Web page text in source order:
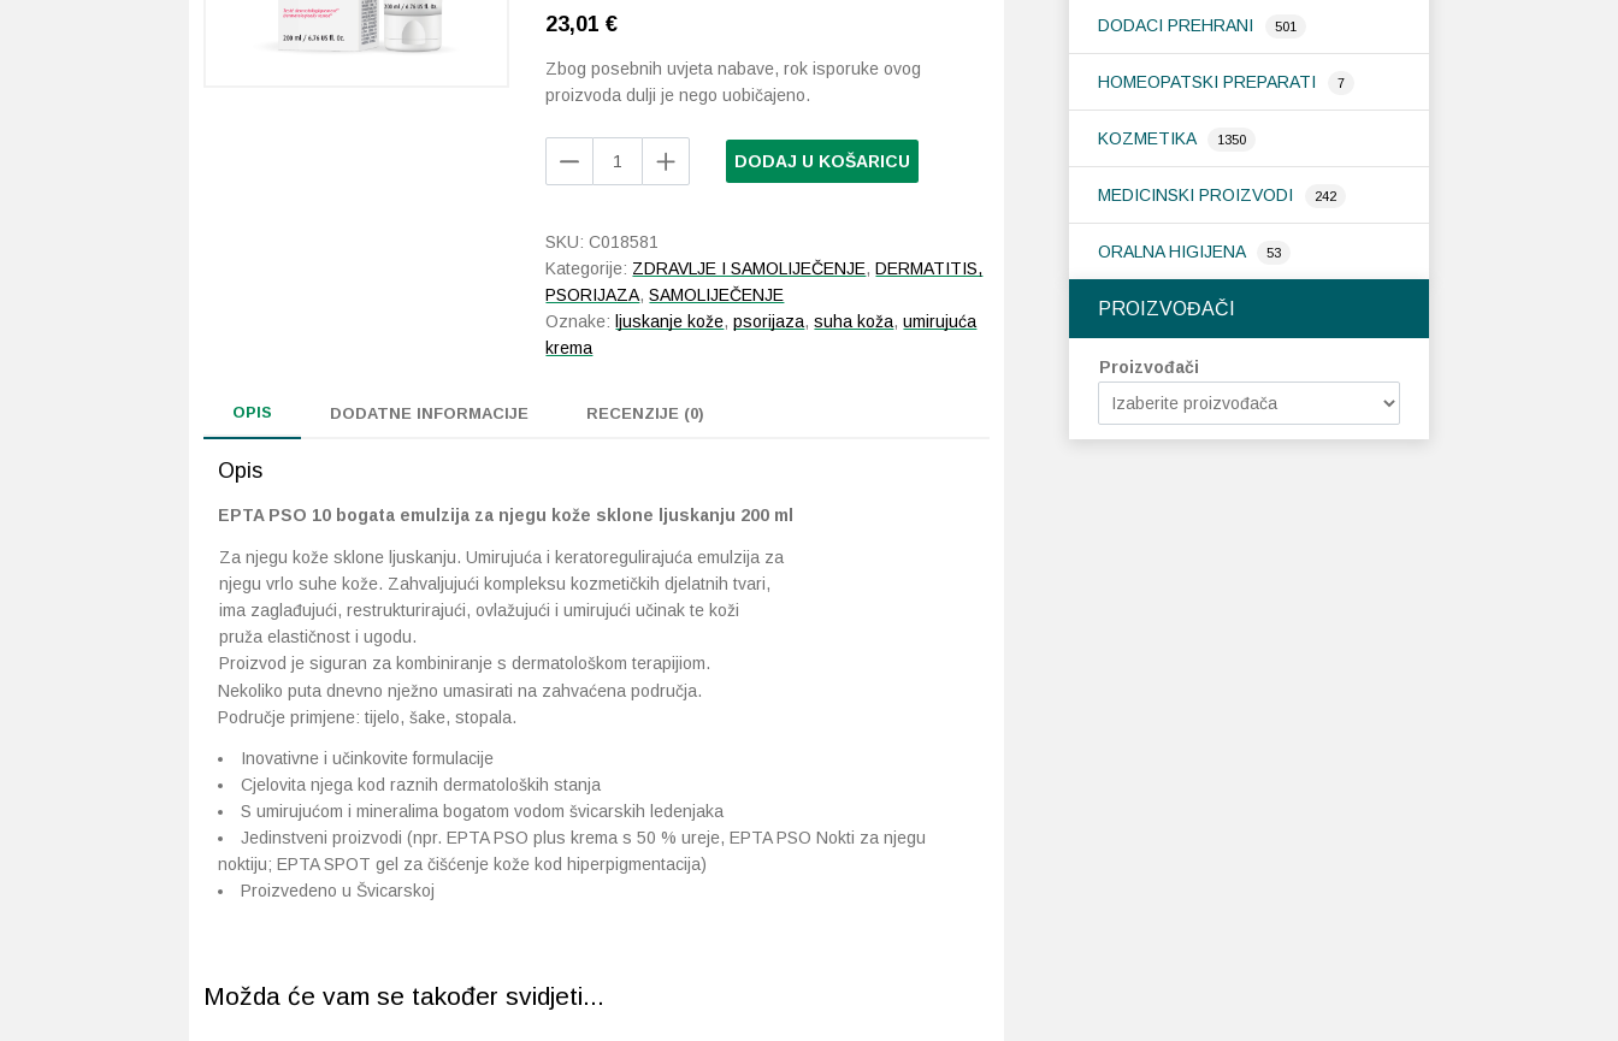
DODACI PREHRANI 501
HOMEOPATSKI PREPARATI 7
KOZMETIKA 1350
MEDICINSKI PROIZVODI 242
ORALNA HIGIJENA 53
PROIZVOĐAČI
Proizvođači
23,01€
Zbog posebnih uvjeta nabave, rok isporuke ovog
proizvoda dulji je nego uobičajeno.
njegu
sklone
DODAJ U KOŠARICU
SKU:C018581
Kategorije: ZDRAVLJE I SAMOLIJEČENJE,DERMATITIS,
PSORIJAZA,SAMOLIJEČENJE
Oznake: ljuskanje kože,psorijaza,suha koža,umirujuća
krema
OPIS DODATNE INFORMACIJE RECENZIJE (0)
Opis
EPTA PSO 10 bogata emulzija za njegu kože sklone ljuskanju 200 ml
Za njegu kože sklone ljuskanju. Umirujuća i keratoregulirajuća emulzija za
njegu vrlo suhe kože. Zahvaljujući kompleksu kozmetičkih djelatnih tvari,
ima zaglađujući, restrukturirajući, ovlažujući i umirujući učinak te koži
pruža elastičnost i ugodu.
Proizvod je siguran za kombiniranje s dermatološkom terapijiom.
Nekoliko puta dnevno nježno umasirati na zahvaćena područja.
Područje primjene: tijelo, šake, stopala.
Inovativne i učinkovite formulacije
Cjelovita njega kod raznih dermatoloških stanja
S umirujućom i mineralima bogatom vodom švicarskih ledenjaka
Jedinstveni proizvodi (npr. EPTA PSO plus krema s 50 % ureje, EPTA PSO Nokti za njegu
noktiju; EPTA SPOT gel za čišćenje kože kod hiperpigmentacija)
Proizvedeno u Švicarskoj
Možda će vam se također svidjeti...